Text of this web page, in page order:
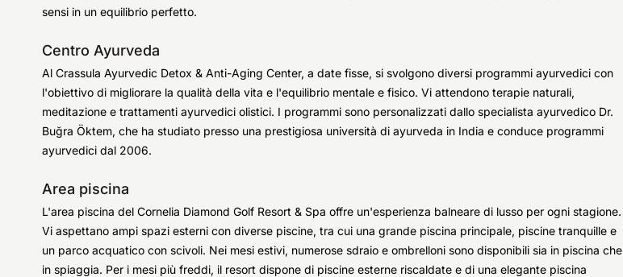
sensi in un equilibrio perfetto.
Centro Ayurveda
Al Crassula Ayurvedic Detox & Anti-Aging Center, a date fisse, si svolgono diversi programmi ayurvedici con
l'obiettivo di migliorare la qualità della vita e l'equilibrio mentale e fisico. Vi attendono terapie naturali,
meditazione e trattamenti ayurvedici olistici. I programmi sono personalizzati dallo specialista ayurvedico Dr.
Buğra Öktem, che ha studiato presso una prestigiosa università di ayurveda in India e conduce programmi
ayurvedici dal 2006.
Area piscina
L'area piscina del Cornelia Diamond Golf Resort & Spa offre un'esperienza balneare di lusso per ogni stagione.
Vi aspettano ampi spazi esterni con diverse piscine, tra cui una grande piscina principale, piscine tranquille e
un parco acquatico con scivoli. Nei mesi estivi, numerose sdraio e ombrelloni sono disponibili sia in piscina che
in spiaggia. Per i mesi più freddi, il resort dispone di piscine esterne riscaldate e di una elegante piscina